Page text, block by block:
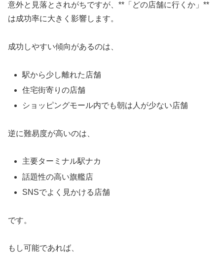
意外と見落とされがちですが、**「どの店舗に行くか」**
は成功率に大きく影響します。
成功しやすい傾向があるのは、
駅から少し離れた店舗
住宅街寄りの店舗
ショッピングモール内でも朝は人が少ない店舗
逆に難易度が高いのは、
主要ターミナル駅ナカ
話題性の高い旗艦店
SNSでよく見かける店舗
です。
もし可能であれば、